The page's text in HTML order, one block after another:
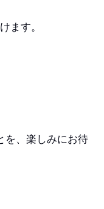
ます。
を、楽しみにお待